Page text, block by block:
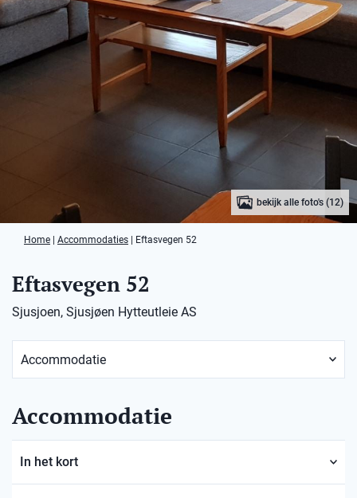
bekijk alle foto's (12)
Home Accommodaties Eftasvegen 52
Eftasvegen 52
Sjusjoen, Sjusjøen Hytteutleie AS
Accommodatie
In het kort